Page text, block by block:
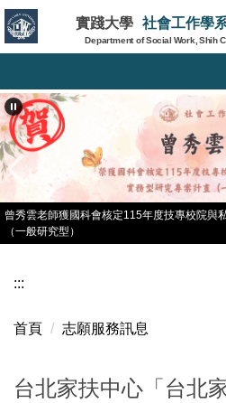
跳
到
主
內
容
區
實踐大學 社會工作學
Department of Social Work, Shih
曾秀雲老師獲國科會核定115年度技專校院與
（一般研究型）
:::
首頁 志願服務訊息
台北家扶中心「台北